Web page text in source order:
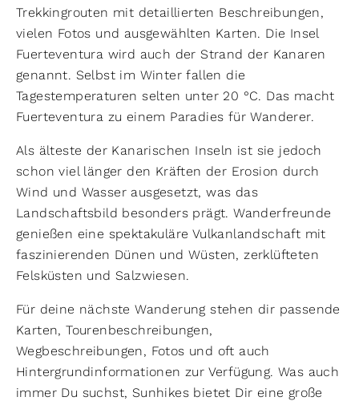
Trekkingrouten mit detaillierten Beschreibungen,
vielen Fotos und ausgewählten Karten. Die Insel
Fuerteventura wird auch der Strand der Kanaren
genannt. Selbst im Winter fallen die
Tagestemperaturen selten unter 20 °C. Das macht
Fuerteventura zu einem Paradies für Wanderer.
Als älteste der Kanarischen Inseln ist sie jedoch
schon viel länger den Kräften der Erosion durch
Wind und Wasser ausgesetzt, was das
Landschaftsbild besonders prägt. Wanderfreunde
genießen eine spektakuläre Vulkanlandschaft mit
faszinierenden Dünen und Wüsten, zerklüfteten
Felsküsten und Salzwiesen.
Für deine nächste Wanderung stehen dir passende
Karten, Tourenbeschreibungen,
Wegbeschreibungen, Fotos und oft auch
Hintergrundinformationen zur Verfügung. Was auch
immer Du suchst, Sunhikes bietet Dir eine große